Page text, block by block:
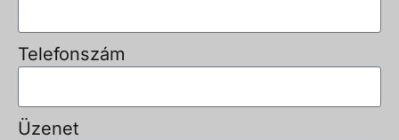
Telefonszám
Üzenet